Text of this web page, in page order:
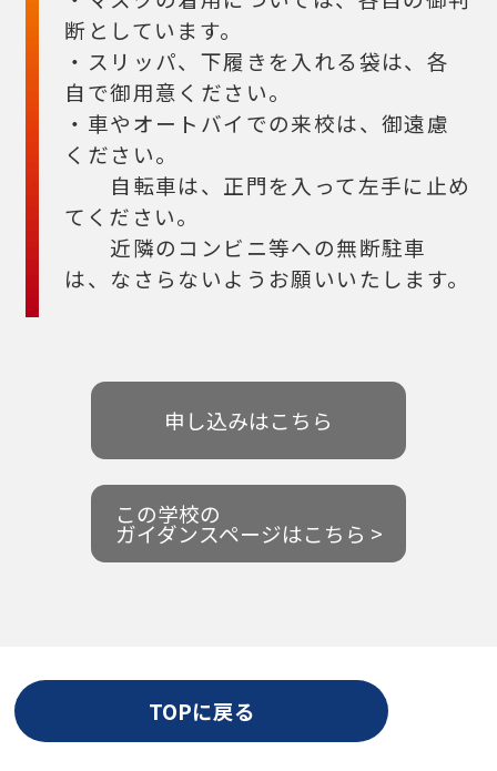
断としています。
・スリッパ、下履きを入れる袋は、各
自で御用意ください。
・車やオートバイでの来校は、御遠慮
ください。
自転車は、正門を入って左手に止め
てください。
近隣のコンビニ等への無断駐車
は、なさらないようお願いいたします。
申し込みはこちら
この学校の
ガイダンスページはこちら >
TOPに戻る